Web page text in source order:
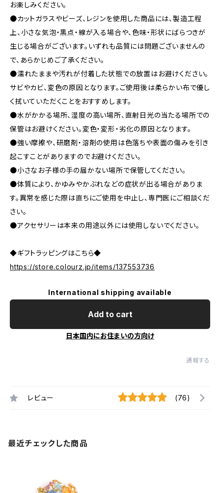
お楽しみください。
●カットガラスやビーズ、レジンを使用した商品には、製造工程
上、小さな気泡・黒点・線が入る場合や、色味・形状にばらつきが
生じる場合がございます。いずれも品質には問題ございませんの
で、あらかじめご了承ください。
●濡れたままや汚れが付着した状態での放置はお避けください。
サビやカビ、変色の原因となります。ご使用後は柔らかい布で優し
く拭いていただくことをおすすめします。
●水がかかる場所、湿度の高い場所、直射日光の当たる場所での
保管はお避けください。変色・変形・劣化の原因となります。
●強い摩擦や、研磨剤・溶剤の使用は色落ちや表面の傷みを引き
起こすことがありますのでお避けください。
●小さなお子様の手の届かない場所で保管してください。
●体質により、かゆみやかぶれなどの症状が出る場合がありま
す。異常を感じた際は直ちにご使用を中止し、専門医にご相談くだ
さい。
●アクセサリーは本来の用途以外には使用しないでください。
◆ギフトラッピングはこちら◆
https://store.colourz.jp/items/137553736
International shipping available
Add to cart
日本国内にお住まいの方向け
通報する
レビュー (76)
最近チェックした商品